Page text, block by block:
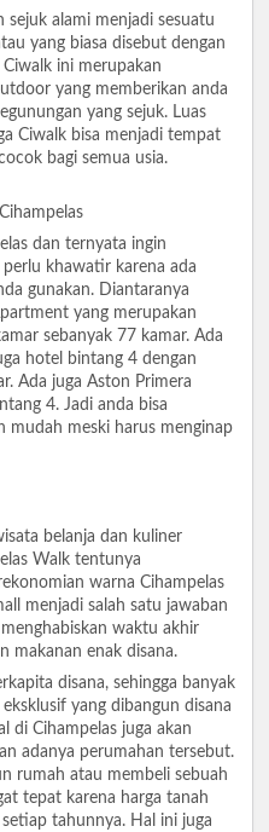
sejuk alami menjadi sesuatu
yang biasa disebut dengan
ini merupakan
yang memberikan anda
yang sejuk. Luas
Ciwalk bisa menjadi tempat
bagi semua usia.
dan ternyata ingin
khawatir karena ada
gunakan. Diantaranya
yang merupakan
sebanyak 77 kamar. Ada
hotel bintang 4 dengan
Ada juga Aston Primera
4. Jadi anda bisa
mudah meski harus menginap
belanja dan kuliner
Walk tentunya
warna Cihampelas
menjadi salah satu jawaban
waktu akhir
makanan enak disana.
disana, sehingga banyak
yang dibangun disana
di Cihampelas juga akan
adanya perumahan tersebut.
rumah atau membeli sebuah
tepat karena harga tanah
tahunnya. Hal ini juga